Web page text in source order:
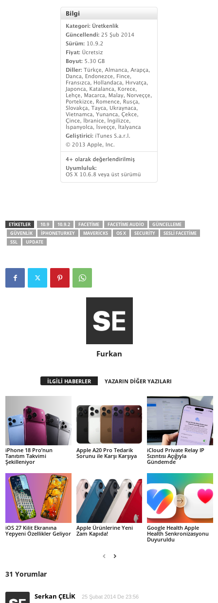
ETİKETLER 10.9 10.9.2 FACETIME FACETIME AUDIO
GÜNCELLEME
GÜVENLIK
IPHONETURKEY MAVERICKS OS X SECURITY
SESLI FACETIME
SSL
UPDATE
Furkan
İLGİLİ HABERLER YAZARIN DİĞER YAZILARI
iPhone 18 Pro’nun
Tanıtım Takvimi
Şekilleniyor
Apple A20 Pro Tedarik
Sorunu ile Karşı Karşıya
iCloud Private Relay IP
Sızıntısı Açığıyla
Gündemde
iOS 27 Kilit Ekranına
Yepyeni Özellikler Geliyor
Apple Ürünlerine Yeni
Zam Kapıda!
Google Health Apple
Health Senkronizasyonu
Duyuruldu
31 Yorumlar
Serkan ÇELİK 25 Şubat 2014 De 23:56